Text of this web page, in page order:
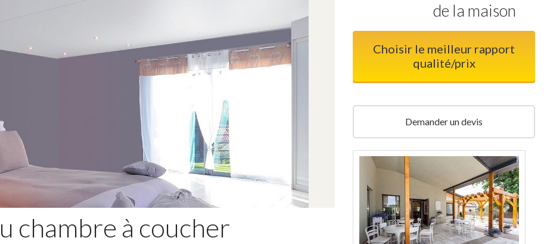
chambre à coucher
de la maison
Choisir le meilleur rapport
qualité/prix
Demander un devis